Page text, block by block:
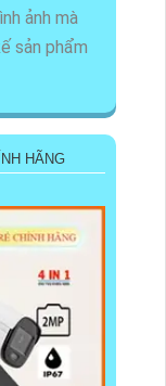
ảnh mà
sản phẩm
HÃNG